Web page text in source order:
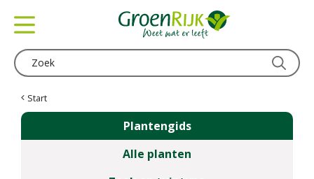
Start
Plantengids
Alle planten